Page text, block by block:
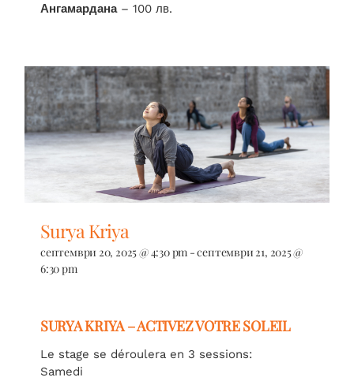
Ангамардана– 100 лв.
Surya Kriya
септември 20, 2025 @ 4:30 pm -септември 21, 2025 @
6:30 pm
SURYA KRIYA – ACTIVEZ VOTRE SOLEIL
Le stage se déroulera en 3 sessions:
Samedi